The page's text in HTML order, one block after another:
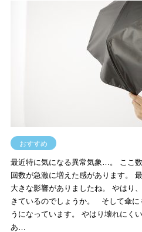
おすすめ
最近特に気になる異常気象…。 ここ
回数が急激に増えた感があります。
大きな影響がありましたね。 やはり
きているのでしょうか。 そして傘に
うになっています。 やはり壊れにく
あ…